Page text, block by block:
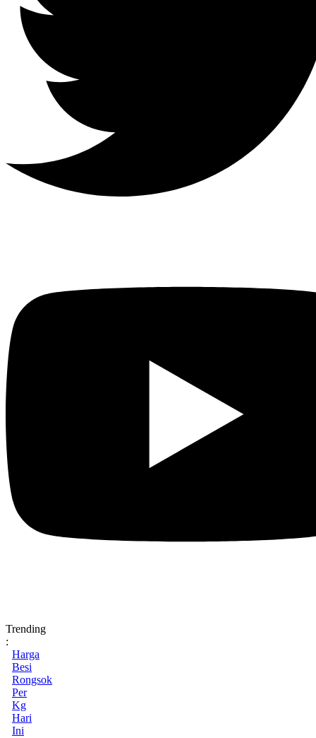
Trending
:
Harga
Besi
Rongsok
Per
Kg
Hari
Ini